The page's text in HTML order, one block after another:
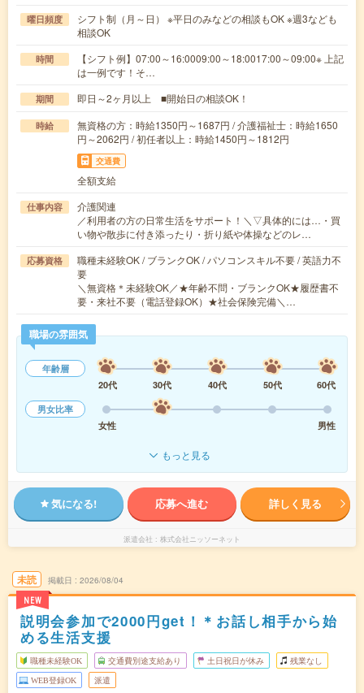
曜日頻度
シフト制（月～日） ※平日のみなどの相談もOK ※週3なども
相談OK
時間
【シフト例】07:00～16:0009:00～18:0017:00～09:00※ 上記
は一例です！そ…
期間 即日～2ヶ月以上 ■開始日の相談OK！
時給
無資格の方：時給1350円～1687円 / 介護福祉士：時給1650
円～2062円 / 初任者以上：時給1450円～1812円
交通費
全額支給
仕事内容
介護関連
／利用者の方の日常生活をサポート！＼▽具体的には…・買
い物や散歩に付き添ったり・折り紙や体操などのレ…
応募資格
職種未経験OK / ブランクOK / パソコンスキル不要 / 英語力不
要
＼無資格＊未経験OK／★年齢不問・ブランクOK★履歴書不
要・来社不要（電話登録OK）★社会保険完備＼…
職場の雰囲気
年齢層
20代
30代 40代 50代
60代
男女比率
女性
男性
もっと見る
気になる! 応募へ進む 詳しく見る
派遣会社 株式会社ニッソーネット
未読
NEW
掲載日 2026/08/04
説明会参加で2000円get！＊お話し相手から始
める生活支援
職種未経験OK 交通費別途支給あり 土日祝日が休み 残業なし
WEB登録OK 派遣